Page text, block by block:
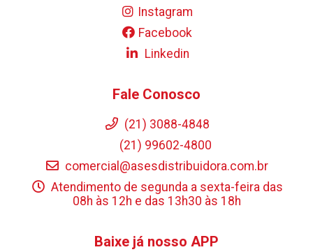
Instagram
Facebook
Linkedin
Fale Conosco
(21) 3088-4848
(21) 99602-4800
comercial@asesdistribuidora.com.br
Atendimento de segunda a sexta-feira das
08h às 12h e das 13h30 às 18h
Baixe já nosso APP